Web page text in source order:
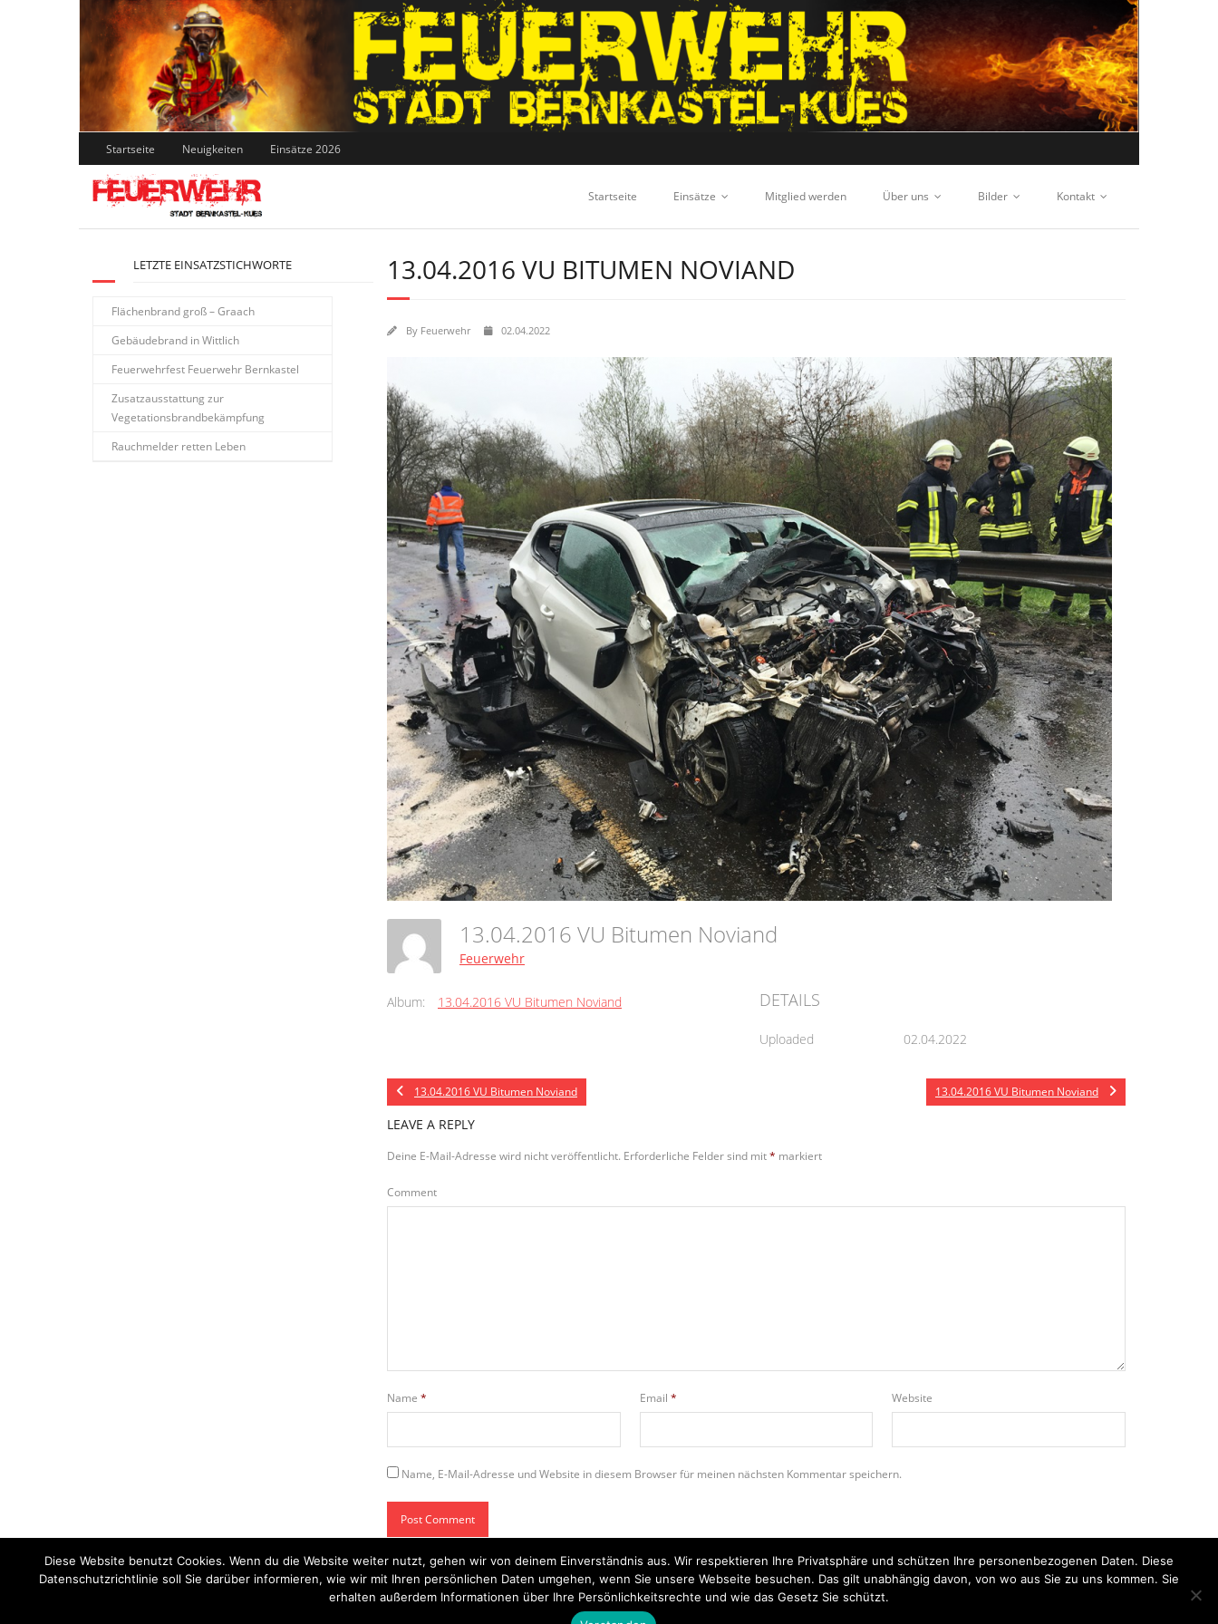
Skip
to
content
Startseite Neuigkeiten Einsätze 2026
Startseite Einsätze Mitglied werden Über uns Bilder Kontakt
13.04.2016 VU BITUMEN NOVIAND
By Feuerwehr 02.04.2022
13.04.2016 VU Bitumen Noviand
Feuerwehr
Album: 13.04.2016 VU Bitumen Noviand DETAILS
Uploaded 02.04.2022
13.04.2016 VU Bitumen Noviand 13.04.2016 VU Bitumen Noviand
LEAVE A REPLY
Deine E-Mail-Adresse wird nicht veröffentlicht. Erforderliche Felder sind mit* markiert
Comment
Name * Email * Website
Name, E-Mail-Adresse und Website in diesem Browser für meinen nächsten Kommentar speichern.
LETZTE EINSATZSTICHWORTE
Flächenbrand groß – Graach
Gebäudebrand in Wittlich
Feuerwehrfest Feuerwehr Bernkastel
Zusatzausstattung zur
Vegetationsbrandbekämpfung
Rauchmelder retten Leben
Startseite Einsätze Mitglied werden Über uns Bilder
Kontakt
Diese Website benutzt Cookies. Wenn du die Website weiter nutzt, gehen wir von deinem Einverständnis aus. Wir respektieren Ihre Privatsphäre und schützen Ihre personenbezogenen Daten. Diese
Datenschutzrichtlinie soll Sie darüber informieren, wie wir mit Ihren persönlichen Daten umgehen, wenn Sie unsere Webseite besuchen. Das gilt unabhängig davon, von wo aus Sie zu uns kommen. Sie
erhalten außerdem Informationen über Ihre Persönlichkeitsrechte und wie das Gesetz Sie schützt.